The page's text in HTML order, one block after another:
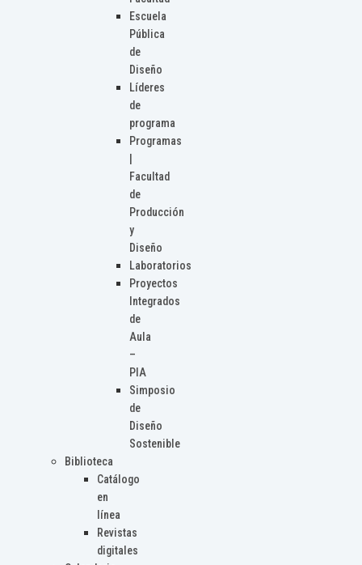
Escuela
Pública
de
Diseño
Líderes
de
programa
Programas
Facultad
de
Producción
y
Diseño
Laboratorios
Proyectos
Integrados
de
Aula
–
PIA
Simposio
de
Diseño
Sostenible
Biblioteca
Catálogo
en
línea
Revistas
digitales